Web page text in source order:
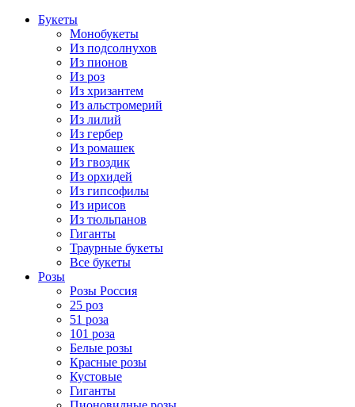
Букеты
Монобукеты
Из подсолнухов
Из пионов
Из роз
Из хризантем
Из альстромерий
Из лилий
Из гербер
Из ромашек
Из гвоздик
Из орхидей
Из гипсофилы
Из ирисов
Из тюльпанов
Гиганты
Траурные букеты
Все букеты
Розы
Розы Россия
25 роз
51 роза
101 роза
Белые розы
Красные розы
Кустовые
Гиганты